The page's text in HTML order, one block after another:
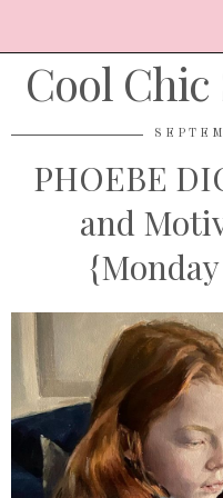
Cool Chic
PHOEBE
and